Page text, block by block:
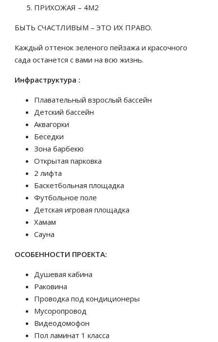
ПРИХОЖАЯ – 4М2
БЫТЬ СЧАСТЛИВЫМ – ЭТО ИХ ПРАВО.
Каждый оттенок зеленого пейзажа и красочного
сада останется с вами на всю жизнь.
Инфраструктура :
Плавательный взрослый бассейн
Детский бассейн
Аквагорки
Беседки
Зона барбекю
Открытая парковка
2 лифта
Баскетбольная площадка
Футбольное поле
Детская игровая площадка
Хамам
Сауна
ОСОБЕННОСТИ ПРОЕКТА:
Душевая кабина
Раковина
Проводка под кондиционеры
Мусоропровод
Видеодомофон
Пол ламинат 1 класса